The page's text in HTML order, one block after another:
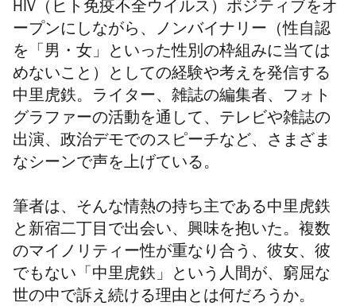
HIV（ヒト免疫不全ウイルス）ポジティブをオ
ープンにしながら、ノンバイナリー（性自認
を「男・女」といった性別の枠組みに当ては
めないこと）としての経験や考えを発信する
中里虎鉄。ライター、雑誌の編集者、フォト
グラファーの活動を通して、テレビや雑誌の
出演、政治デモでのスピーチなど、さまざま
なシーンで声を上げている。
筆者は、そんな情熱の持ち主である中里虎鉄
と新宿二丁目で出会い、興味を抱いた。複数
のマイノリティー性が重なり合う、彼女、彼
でもない「中里虎鉄」という人間が、窮屈な
世の中で訴え続ける理由とは何だろうか。